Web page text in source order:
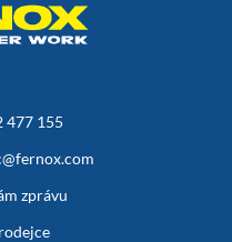
477 155
zprávu